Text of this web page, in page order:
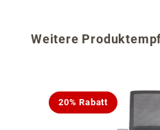
Produktgalerie
Weitere
20% Rabatt